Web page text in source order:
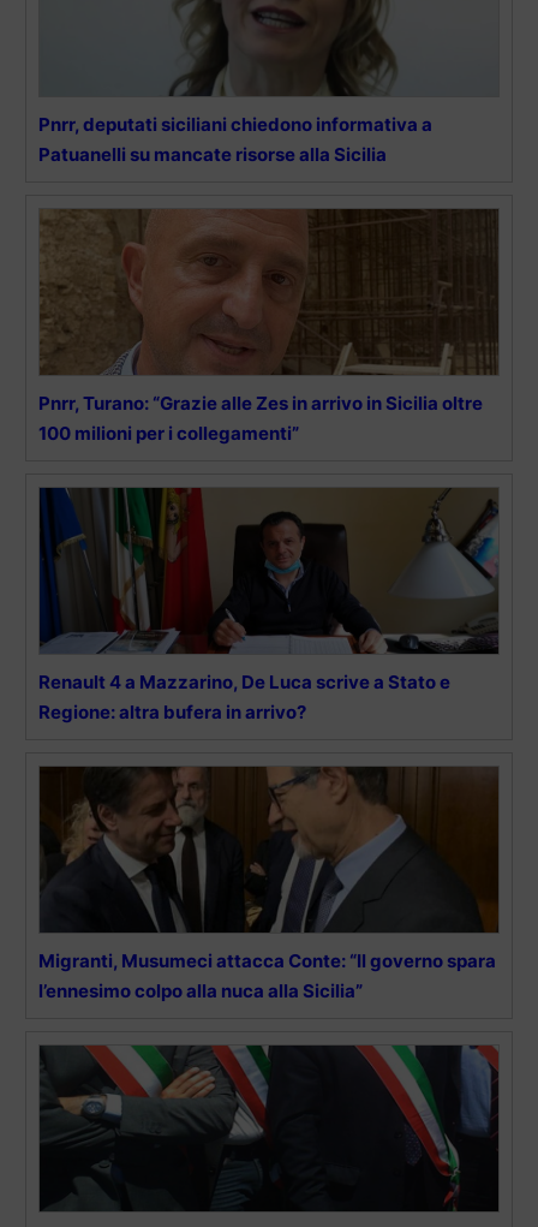
Pnrr, deputati siciliani chiedono informativa a
Patuanelli su mancate risorse alla Sicilia
Pnrr, Turano: “Grazie alle Zes in arrivo in Sicilia oltre
100 milioni per i collegamenti”
Renault 4 a Mazzarino, De Luca scrive a Stato e
Regione: altra bufera in arrivo?
Migranti, Musumeci attacca Conte: “Il governo spara
l’ennesimo colpo alla nuca alla Sicilia”